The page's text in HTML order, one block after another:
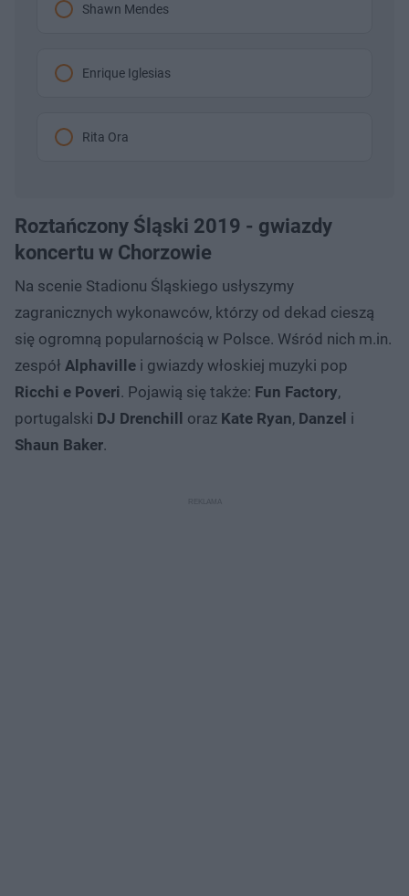
Shawn Mendes
Enrique Iglesias
Rita Ora
Roztańczony Śląski 2019 - gwiazdy
koncertu w Chorzowie
Na scenie Stadionu Śląskiego usłyszymy
zagranicznych wykonawców, którzy od dekad cieszą
się ogromną popularnością w Polsce. Wśród nich m.in.
zespół Alphaville i gwiazdy włoskiej muzyki pop
Ricchi e Poveri. Pojawią się także: Fun Factory,
portugalski DJ Drenchill oraz Kate Ryan, Danzel i
Shaun Baker.